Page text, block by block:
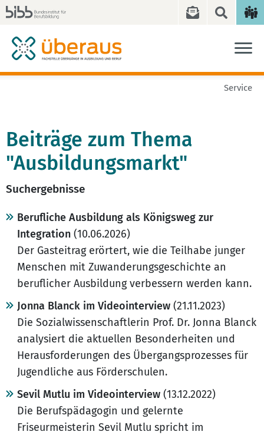
Service
Beiträge zum Thema
"Ausbildungsmarkt"
Suchergebnisse
Berufliche Ausbildung als Königsweg zur
Integration (10.06.2026)
Der Gasteitrag erörtert, wie die Teilhabe junger
Menschen mit Zuwanderungsgeschichte an
beruflicher Ausbildung verbessern werden kann.
Jonna Blanck im Videointerview (21.11.2023)
Die Sozialwissenschaftlerin Prof. Dr. Jonna Blanck
analysiert die aktuellen Besonderheiten und
Herausforderungen des Übergangsprozesses für
Jugendliche aus Förderschulen.
Sevil Mutlu im Videointerview (13.12.2022)
Die Berufspädagogin und gelernte
Friseurmeisterin Sevil Mutlu spricht im